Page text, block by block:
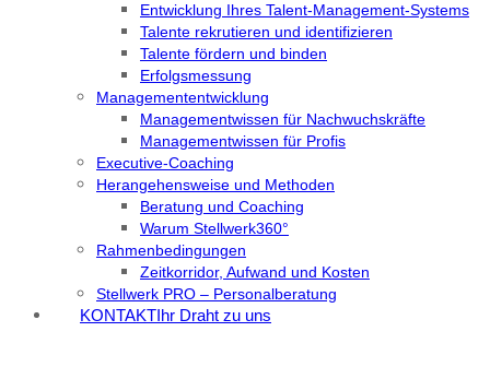
Entwicklung Ihres Talent-Management-Systems
Talente rekrutieren und identifizieren
Talente fördern und binden
Erfolgsmessung
Managemententwicklung
Managementwissen für Nachwuchskräfte
Managementwissen für Profis
Executive-Coaching
Herangehensweise und Methoden
Beratung und Coaching
Warum Stellwerk360°
Rahmenbedingungen
Zeitkorridor, Aufwand und Kosten
Stellwerk PRO – Personalberatung
KONTAKTIhr Draht zu uns